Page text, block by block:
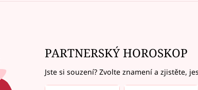
PARTNERSKÝ HOROSKOP
Jste si souzení? Zvolte znamení a zjistěte,